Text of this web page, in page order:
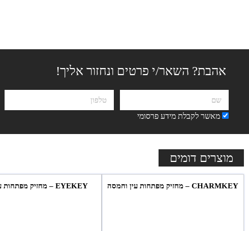
אהבת? השאר/י פרטים ונחזור אליך!
מאשר לקבלת מידע פרסומי
מוצרים דומים
CHARMKEY – מחזיק מפתחות עין וחמסה EYEKEY – מחזיק מפתחות עין מעוצב